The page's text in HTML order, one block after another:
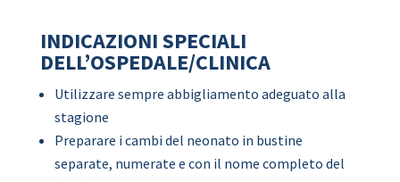
INDICAZIONI SPECIALI
DELL’OSPEDALE/CLINICA
Utilizzare sempre abbigliamento adeguato alla
stagione
Preparare i cambi del neonato in bustine
separate, numerate e con il nome completo del